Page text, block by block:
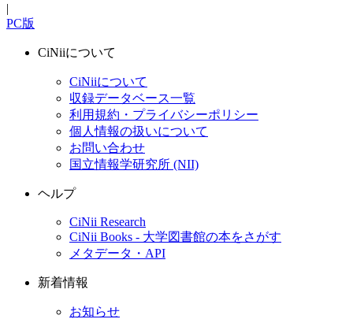
|
PC版
CiNiiについて
CiNiiについて
収録データベース一覧
利用規約・プライバシーポリシー
個人情報の扱いについて
お問い合わせ
国立情報学研究所 (NII)
ヘルプ
CiNii Research
CiNii Books - 大学図書館の本をさがす
メタデータ・API
新着情報
お知らせ